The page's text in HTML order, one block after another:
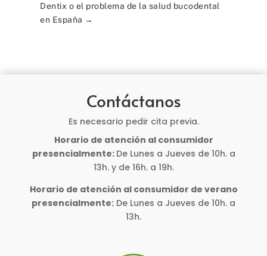
Dentix o el problema de la salud bucodental
en España →
Contáctanos
Es necesario pedir cita previa.
Horario de atención al consumidor
presencialmente: De Lunes a Jueves de 10h. a
13h. y de 16h. a 19h.
Horario de atención al consumidor de verano
presencialmente: De Lunes a Jueves de 10h. a
13h.